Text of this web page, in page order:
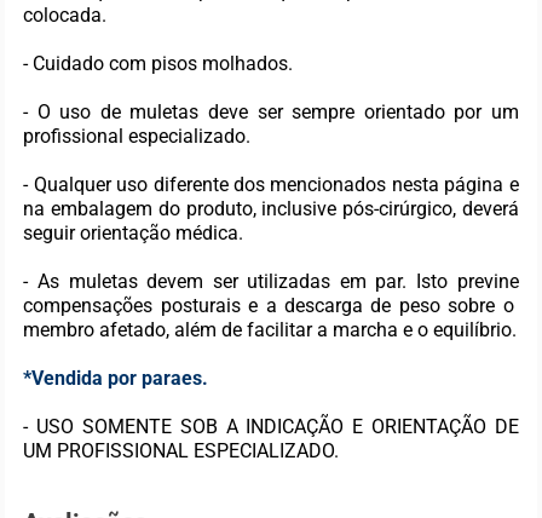
colocada.
- Cuidado com pisos molhados.
- O uso de muletas deve ser sempre orientado por um
profissional especializado.
- Qualquer uso diferente dos mencionados nesta página e
na embalagem do produto, inclusive pós-cirúrgico, deverá
seguir orientação médica.
- As muletas devem ser utilizadas em par. Isto previne
compensações posturais e a descarga de peso sobre o
membro afetado, além de facilitar a marcha e o equilíbrio.
*Vendida por paraes.
- USO SOMENTE SOB A INDICAÇÃO E ORIENTAÇÃO DE
UM PROFISSIONAL ESPECIALIZADO.